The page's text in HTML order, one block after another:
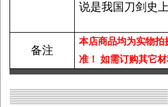
说是我国刀剑史
备注
本店商品均为实物
准！ 如需订购其它